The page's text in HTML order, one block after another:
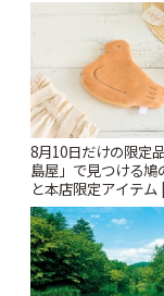
8月10日だけの限定
島屋」で見つける鳩
と本店限定アイテム
ぷ